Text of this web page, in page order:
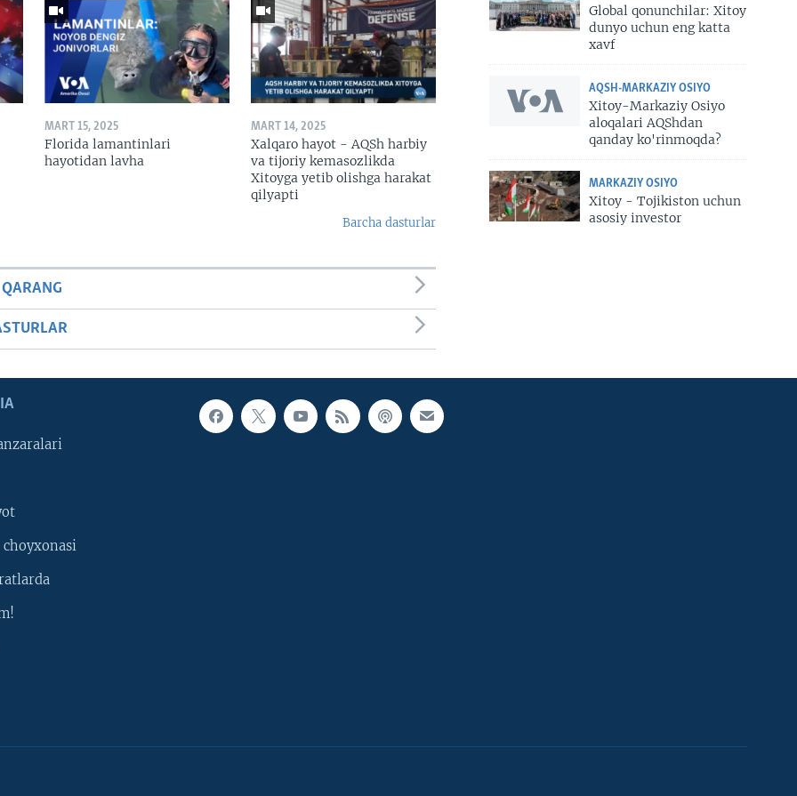
Global qonunchilar: Xitoy
dunyo uchun eng katta
xavf
AQSH-MARKAZIY OSIYO
Xitoy-Markaziy Osiyo
aloqalari AQShdan
qanday ko'rinmoqda?
MARKAZIY OSIYO
Xitoy - Tojikiston uchun
asosiy investor
MART 15, 2025
Florida lamantinlari
hayotidan lavha
MART 14, 2025
Xalqaro hayot - AQSh harbiy
va tijoriy kemasozlikda
Xitoyga yetib olishga harakat
qilyapti
Barcha dasturlar